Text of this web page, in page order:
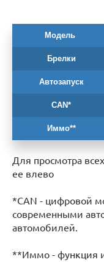
Модель
Брелки
Автозапуск
CAN*
Иммо**
Для просмотра
ее влево
*CAN - цифровой
современными
автомобилей.
**Иммо - функция